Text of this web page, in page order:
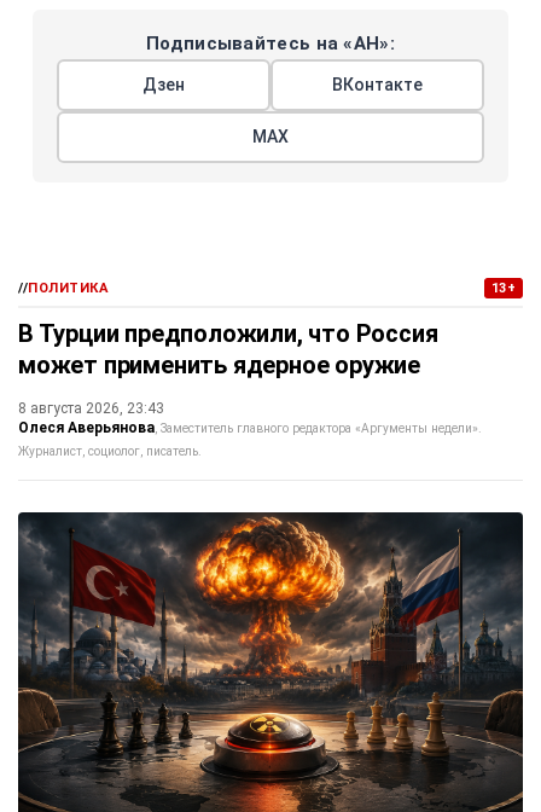
Подписывайтесь на «АН»:
Дзен ВКонтакте
МАХ
//ПОЛИТИКА 13+
В Турции предположили, что Россия
может применить ядерное оружие
8 августа 2026, 23:43
Олеся Аверьянова Заместитель главного редактора «Аргументы недели».
Журналист, социолог, писатель.